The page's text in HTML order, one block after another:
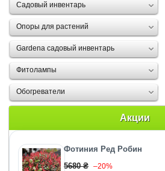
Садовый инвентарь
Опоры для растений
Gardena садовый инвентарь
Фитолампы
Обогреватели
Акции
Фотиния Ред Робин
5680 ₴ –20%